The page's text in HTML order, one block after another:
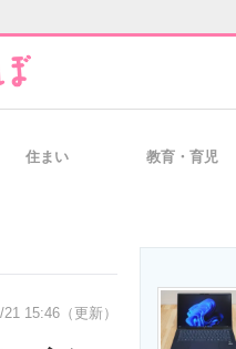
経営リーダーのコミュニティ
住まい 教育・育児
15:46（更新）